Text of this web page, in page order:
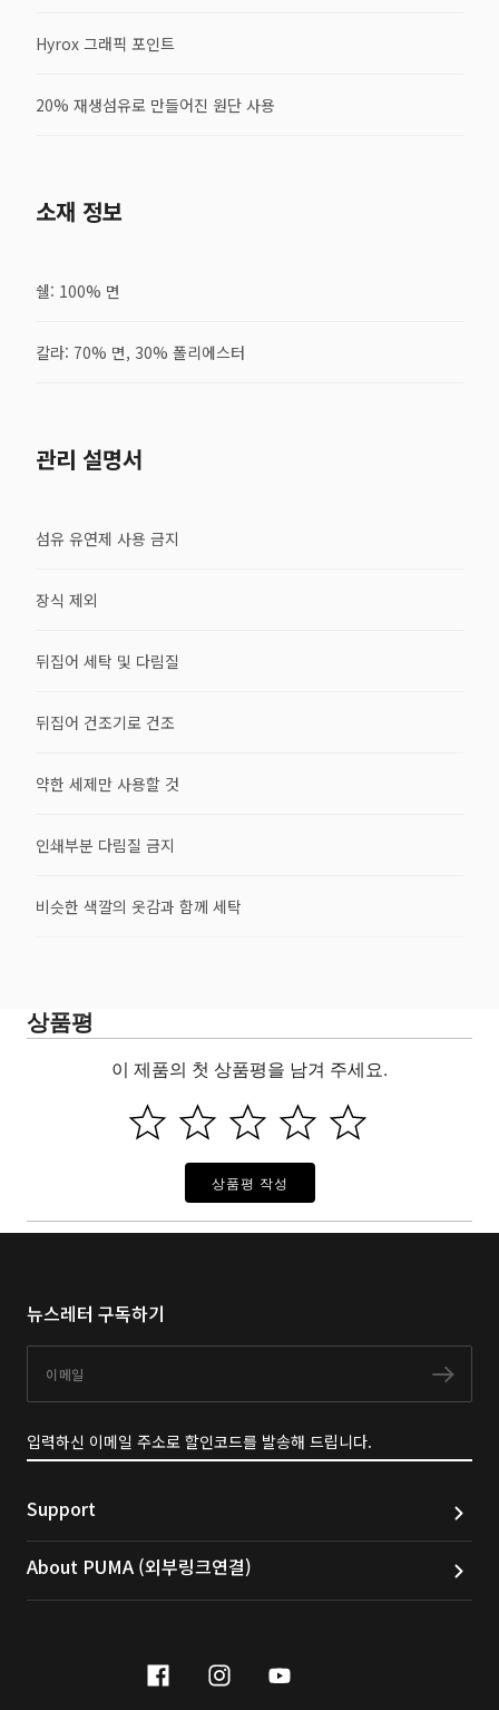
Hyrox 그래픽 포인트
20% 재생섬유로 만들어진 원단 사용
소재 정보
쉘: 100% 면
칼라: 70% 면, 30% 폴리에스터
관리 설명서
섬유 유연제 사용 금지
장식 제외
뒤집어 세탁 및 다림질
뒤집어 건조기로 건조
약한 세제만 사용할 것
인쇄부분 다림질 금지
비슷한 색깔의 옷감과 함께 세탁
상품평
이 제품의 첫 상품평을 남겨 주세요.
상품평 작성
뉴스레터 구독하기
구독
입력하신 이메일 주소로 할인코드를 발송해 드립니다.
Support
About PUMA (외부링크연결)
facebook
instagram
youtube